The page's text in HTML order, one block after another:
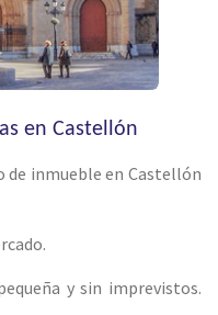
en Castellón
de inmueble en Castellón
y sin imprevistos.